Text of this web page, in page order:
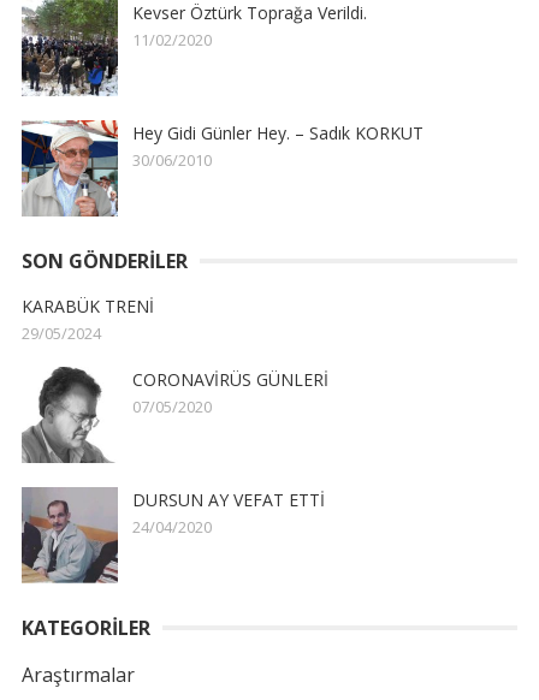
Kevser Öztürk Toprağa Verildi.
11/02/2020
Hey Gidi Günler Hey. – Sadık KORKUT
30/06/2010
SON GÖNDERILER
KARABÜK TRENİ
29/05/2024
CORONAVİRÜS GÜNLERİ
07/05/2020
DURSUN AY VEFAT ETTİ
24/04/2020
KATEGORİLER
Araştırmalar